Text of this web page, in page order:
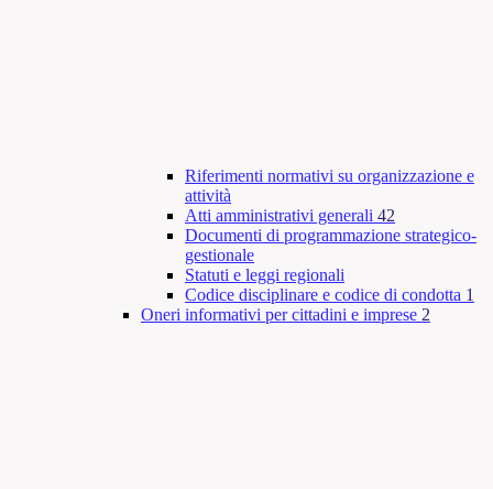
Riferimenti normativi su organizzazione e
attività
Atti amministrativi generali 42
Documenti di programmazione strategico-
gestionale
Statuti e leggi regionali
Codice disciplinare e codice di condotta 1
Oneri informativi per cittadini e imprese 2